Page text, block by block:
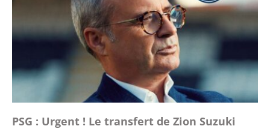
PSG : Urgent ! Le transfert de Zion Suzuki